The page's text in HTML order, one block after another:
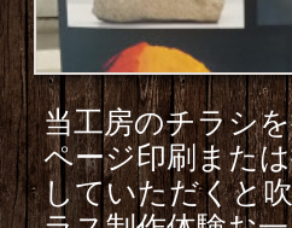
当工房のチラシ
ページ印刷また
していただくと